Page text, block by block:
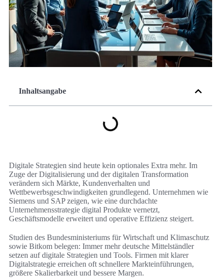
Inhaltsangabe
Digitale Strategien sind heute kein optionales Extra mehr. Im
Zuge der Digitalisierung und der digitalen Transformation
verändern sich Märkte, Kundenverhalten und
Wettbewerbsgeschwindigkeiten grundlegend. Unternehmen wie
Siemens und SAP zeigen, wie eine durchdachte
Unternehmensstrategie digital Produkte vernetzt,
Geschäftsmodelle erweitert und operative Effizienz steigert.
Studien des Bundesministeriums für Wirtschaft und Klimaschutz
sowie Bitkom belegen: Immer mehr deutsche Mittelständler
setzen auf digitale Strategien und Tools. Firmen mit klarer
Digitalstrategie erreichen oft schnellere Markteinführungen,
größere Skalierbarkeit und bessere Margen.